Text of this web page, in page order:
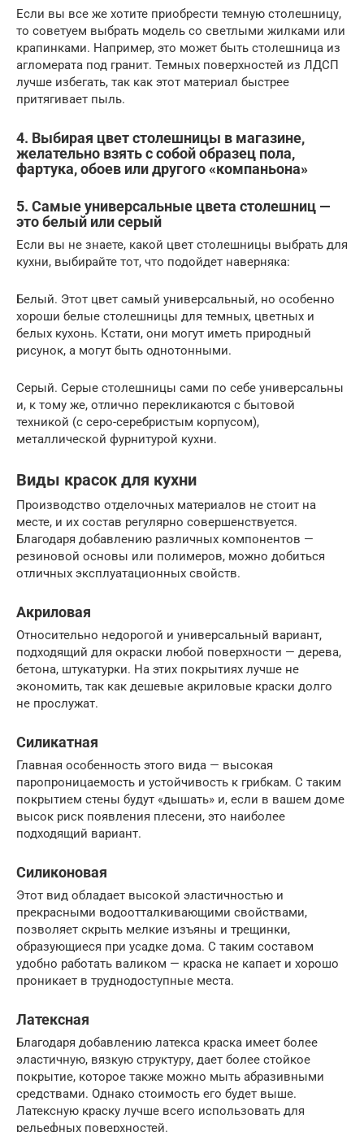
Если вы все же хотите приобрести темную столешницу,
то советуем выбрать модель со светлыми жилками или
крапинками. Например, это может быть столешница из
агломерата под гранит. Темных поверхностей из ЛДСП
лучше избегать, так как этот материал быстрее
притягивает пыль.
4. Выбирая цвет столешницы в магазине,
желательно взять с собой образец пола,
фартука, обоев или другого «компаньона»
5. Самые универсальные цвета столешниц —
это белый или серый
Если вы не знаете, какой цвет столешницы выбрать для
кухни, выбирайте тот, что подойдет наверняка:
Белый. Этот цвет самый универсальный, но особенно
хороши белые столешницы для темных, цветных и
белых кухонь. Кстати, они могут иметь природный
рисунок, а могут быть однотонными.
Серый. Серые столешницы сами по себе универсальны
и, к тому же, отлично перекликаются с бытовой
техникой (с серо-серебристым корпусом),
металлической фурнитурой кухни.
Виды красок для кухни
Производство отделочных материалов не стоит на
месте, и их состав регулярно совершенствуется.
Благодаря добавлению различных компонентов —
резиновой основы или полимеров, можно добиться
отличных эксплуатационных свойств.
Акриловая
Относительно недорогой и универсальный вариант,
подходящий для окраски любой поверхности — дерева,
бетона, штукатурки. На этих покрытиях лучше не
экономить, так как дешевые акриловые краски долго
не прослужат.
Силикатная
Главная особенность этого вида — высокая
паропроницаемость и устойчивость к грибкам. С таким
покрытием стены будут «дышать» и, если в вашем доме
высок риск появления плесени, это наиболее
подходящий вариант.
Силиконовая
Этот вид обладает высокой эластичностью и
прекрасными водоотталкивающими свойствами,
позволяет скрыть мелкие изъяны и трещинки,
образующиеся при усадке дома. С таким составом
удобно работать валиком — краска не капает и хорошо
проникает в труднодоступные места.
Латексная
Благодаря добавлению латекса краска имеет более
эластичную, вязкую структуру, дает более стойкое
покрытие, которое также можно мыть абразивными
средствами. Однако стоимость его будет выше.
Латексную краску лучше всего использовать для
рельефных поверхностей.